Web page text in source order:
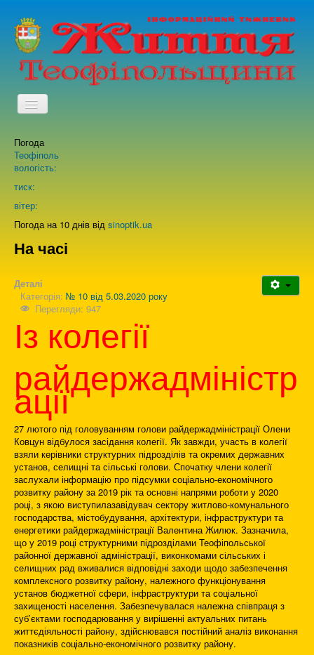
TPL_PROTOSTAR_TOGGLE_MENU
Про нас
Погода
Теофіполь
вологість:
тиск:
вітер:
Погода на 10 днів від sinoptik.ua
На часі
Деталі
Категорія: № 10 від 5.03.2020 року
Перегляди: 947
Із колегії
райдержадміністр
ації
27 лютого під головуванням голови райдержадміністрації Олени
Ковцун відбулося засідання колегії. Як завжди, участь в колегії
взяли керівники структурних підрозділів та окремих державних
установ, селищні та сільські голови. Спочатку члени колегії
заслухали інформацію про підсумки соціально-економічного
розвитку району за 2019 рік та основні напрями роботи у 2020
році, з якою виступилазавідувач сектору житлово-комунального
господарства, містобудування, архітектури, інфраструктури та
енергетики райдержадміністрації Валентина Жилюк. Зазначила,
що у 2019 році структурними підрозділами Теофіпольської
районної державної адміністрації, виконкомами сільських і
селищних рад вживалися відповідні заходи щодо забезпечення
комплексного розвитку району, належного функціонування
установ бюджетної сфери, інфраструктури та соціальної
захищеності населення. Забезпечувалася належна співпраця з
суб’єктами господарювання у вирішенні актуальних питань
життєдіяльності району, здійснювався постійний аналіз виконання
показників соціально-економічного розвитку району.